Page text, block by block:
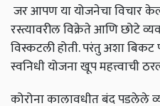
जर आपण या योजनेचा विचार
रस्त्यावरील विक्रेते आणि छोटे
विस्कटली होती. परंतु अशा बिकट
स्वनिधी योजना खूप महत्त्वाची
कोरोना कालावधीत बंद पडलेले